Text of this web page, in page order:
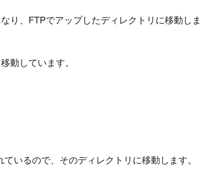
り、FTPでアップしたディレクトリに移動しま
動しています。
いるので、そのディレクトリに移動します。